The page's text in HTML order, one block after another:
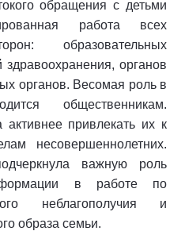
обращения с детьми
работа всех
образовательных
органов
органов. Весомая роль в
общественникам.
привлекать их к
несовершеннолетних.
важную роль
в работе по
неблагополучия и
образа семьи.